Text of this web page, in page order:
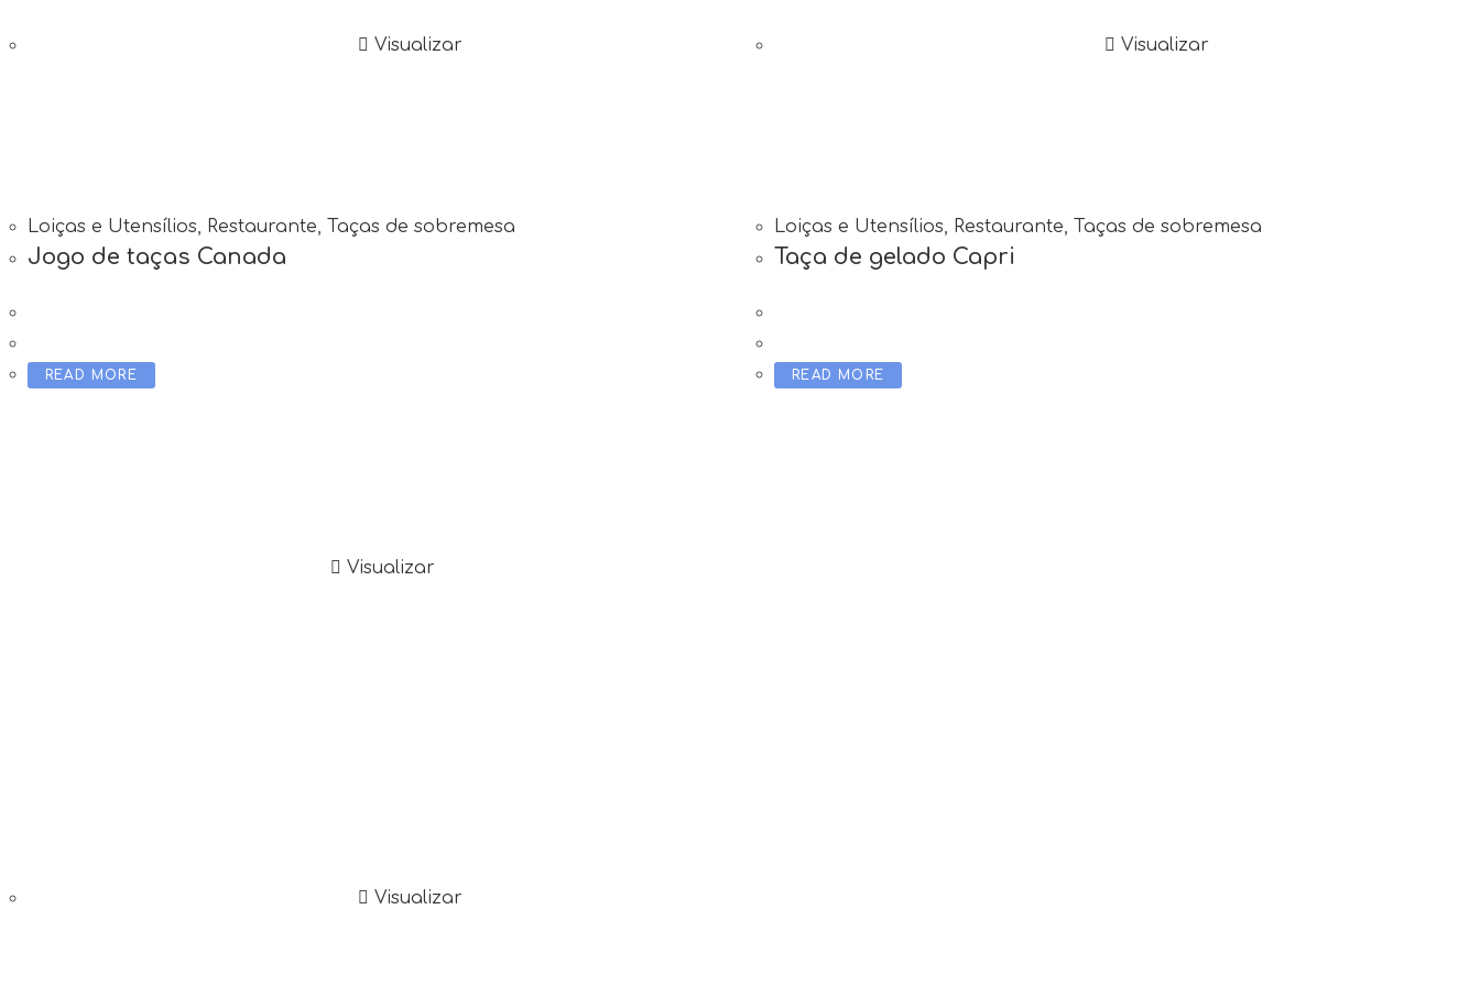
Visualizar
Loiças e Utensílios, Restaurante, Taças de sobremesa
Jogo de taças Canada
READ MORE
Visualizar
Loiças e Utensílios, Restaurante, Taças de sobremesa
Taça de gelado Capri
READ MORE
Visualizar
Visualizar